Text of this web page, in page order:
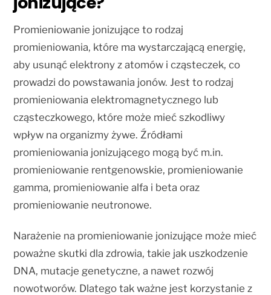
Promieniowanie jonizujące to rodzaj
promieniowania, które ma wystarczającą energię,
aby usunąć elektrony z atomów i cząsteczek, co
prowadzi do powstawania jonów. Jest to rodzaj
promieniowania elektromagnetycznego lub
cząsteczkowego, które może mieć szkodliwy
wpływ na organizmy żywe. Źródłami
promieniowania jonizującego mogą być m.in.
promieniowanie rentgenowskie, promieniowanie
gamma, promieniowanie alfa i beta oraz
promieniowanie neutronowe.
Narażenie na promieniowanie jonizujące może mieć
poważne skutki dla zdrowia, takie jak uszkodzenie
DNA, mutacje genetyczne, a nawet rozwój
nowotworów. Dlatego tak ważne jest korzystanie z